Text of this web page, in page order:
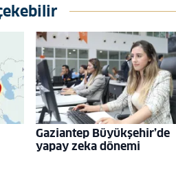
Gaziantep Büyükşehir’de
yapay zeka dönemi